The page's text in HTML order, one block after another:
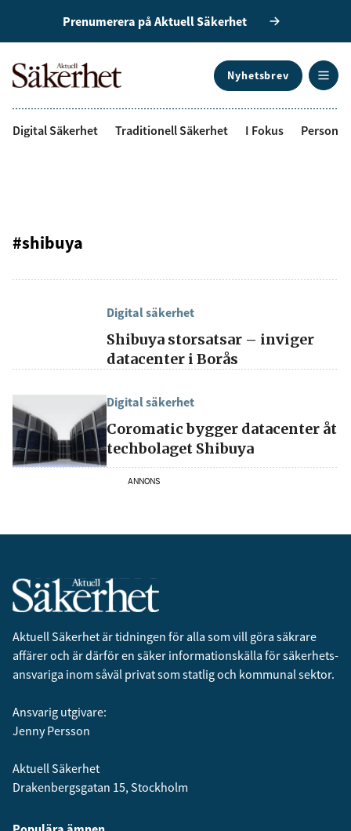
Prenumerera på Aktuell Säkerhet
Nyhetsbrev
Digital Säkerhet Traditionell Säkerhet I Fokus
#shibuya
Digital säkerhet
Shibuya storsatsar – inviger
datacenter i Borås
Digital säkerhet
Coromatic bygger datacenter åt
techbolaget Shibuya
ANNONS
Aktuell Säkerhet är tidningen för alla som vill göra säkrare
affärer och är därför en säker informationskälla för säkerhets­
ansvariga inom såväl privat som statlig och kommunal sektor.
Ansvarig utgivare:
Jenny Persson
Aktuell Säkerhet
Drakenbergsgatan 15, Stockholm